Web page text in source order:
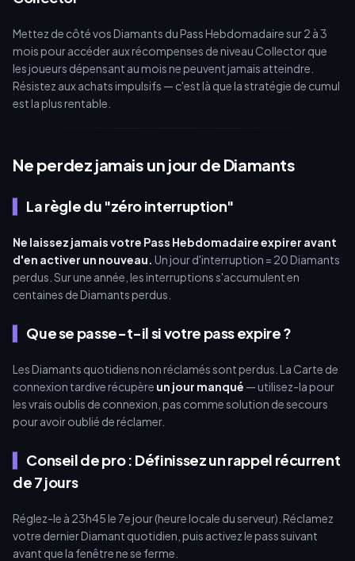
Mettez de côté vos Diamants du Pass Hebdomadaire sur 2 à 3
mois pour accéder aux récompenses de niveau Collector que
les joueurs dépensant au mois ne peuvent jamais atteindre.
Résistez aux achats impulsifs — c'est là que la stratégie de cumul
est la plus rentable.
Ne perdez jamais un jour de Diamants
La règle du "zéro interruption"
Ne laissez jamais votre Pass Hebdomadaire expirer avant
d'en activer un nouveau. Un jour d'interruption = 20 Diamants
perdus. Sur une année, les interruptions s'accumulent en
centaines de Diamants perdus.
Que se passe-t-il si votre pass expire ?
Les Diamants quotidiens non réclamés sont perdus. La Carte de
connexion tardive récupère un jour manqué — utilisez-la pour
les vrais oublis de connexion, pas comme solution de secours
pour avoir oublié de réclamer.
Conseil de pro : Définissez un rappel récurrent
de 7 jours
Réglez-le à 23h45 le 7e jour (heure locale du serveur). Réclamez
votre dernier Diamant quotidien, puis activez le pass suivant
avant que la fenêtre ne se ferme.